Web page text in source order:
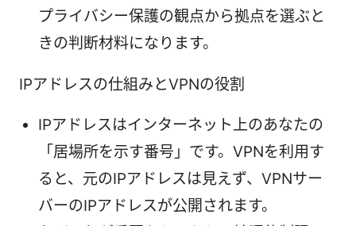
プライバシー保護の観点から拠点を選ぶと
きの判断材料になります。
IPアドレスの仕組みとVPNの役割
IPアドレスはインターネット上のあなたの
「居場所を示す番号」です。VPNを利用す
ると、元のIPアドレスは見えず、VPNサー
バーのIPアドレスが公開されます。